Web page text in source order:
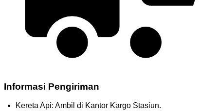
Informasi Pengiriman
Kereta Api: Ambil di Kantor Kargo Stasiun.